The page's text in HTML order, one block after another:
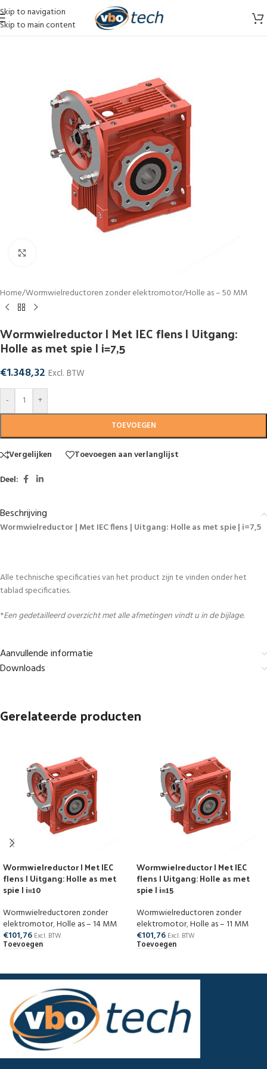
Skip to navigation
Skip to main content
Home/Wormwielreductoren zonder elektromotor/Holle as – 50 MM
Wormwielreductor | Met IEC flens | Uitgang:
Holle as met spie | i=7,5
€1.348,32 Excl. BTW
-
+
TOEVOEGEN
Vergelijken
Toevoegen aan verlanglijst
Deel:
Beschrijving
Wormwielreductor | Met IEC flens | Uitgang: Holle as met spie | i=7,5
Alle technische specificaties van het product zijn te vinden onder het
tablad specificaties.
*Een gedetailleerd overzicht met alle afmetingen vindt u in de bijlage.
Aanvullende informatie
Downloads
Gerelateerde producten
Wormwielreductor | Met IEC
flens | Uitgang: Holle as met
spie | i=10
Wormwielreductoren zonder
elektromotor,Holle as – 14 MM
€101,76 Excl. BTW
Toevoegen
Wormwielreductor | Met IEC
flens | Uitgang: Holle as met
spie | i=15
Wormwielreductoren zonder
elektromotor,Holle as – 11 MM
€101,76 Excl. BTW
Toevoegen